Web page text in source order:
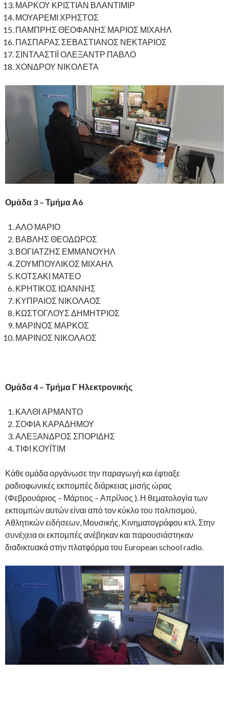
ΜΑΡΚΟΥ ΚΡΙΣΤΙΑΝ ΒΛΑΝΤΙΜΙΡ
ΜΟΥΑΡΕΜΙ ΧΡΗΣΤΟΣ
ΠΑΜΠΡΗΣ ΘΕΟΦΑΝΗΣ ΜΑΡΙΟΣ ΜΙΧΑΗΛ
ΠΑΣΠΑΡΑΣ ΣΕΒΑΣΤΙΑΝΟΣ ΝΕΚΤΑΡΙΟΣ
ΣΙΝΤΛΑΣΤΙΪ ΟΛΕΞΑΝΤΡ ΠΑΒΛΟ
ΧΟΝΔΡΟΥ ΝΙΚΟΛΕΤΑ
Ομάδα 3 – Τμήμα Α6
ΑΛΟ ΜΑΡΙΟ
ΒΑΒΛΗΣ ΘΕΟΔΩΡΟΣ
ΒΟΓΙΑΤΖΗΣ ΕΜΜΑΝΟΥΗΛ
ΖΟΥΜΠΟΥΛΙΚΟΣ ΜΙΧΑΗΛ
ΚΟΤΣΑΚΙ ΜΑΤΕΟ
ΚΡΗΤΙΚΟΣ ΙΩΑΝΝΗΣ
ΚΥΠΡΑΙΟΣ ΝΙΚΟΛΑΟΣ
ΚΩΣΤΟΓΛΟΥΣ ΔΗΜΗΤΡΙΟΣ
ΜΑΡΙΝΟΣ ΜΑΡΚΟΣ
ΜΑΡΙΝΟΣ ΝΙΚΟΛΑΟΣ
Ομάδα 4 – Τμήμα Γ Ηλεκτρονικής
ΚΑΛΘΙ ΑΡΜΑΝΤΟ
ΣΟΦΙΑ ΚΑΡΑΔΗΜΟΥ
ΑΛΕΞΑΝΔΡΟΣ ΣΠΟΡΙΔΗΣ
ΤΙΦΙ ΚΟΥΪΤΙΜ
Κάθε ομάδα οργάνωσε την παραγωγή και έφτιαξε
ραδιοφωνικές εκπομπές διάρκειας μισής ώρας
(Φεβρουάριος – Μάρτιος – Απρίλιος ). Η θεματολογία των
εκπομπών αυτών είναι από τον κύκλο του πολιτισμού,
Αθλητικών ειδήσεων, Μουσικής, Κινηματογράφου κτλ. Στην
συνέχεια οι εκπομπές ανέβηκαν και παρουσιάστηκαν
διαδικτυακά στην πλατφόρμα του European school radio.